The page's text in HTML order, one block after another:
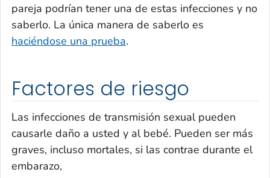
pareja podrían tener una de estas infecciones y no
saberlo. La única manera de saberlo es
haciéndose una prueba.
Factores de riesgo
Las infecciones de transmisión sexual pueden
causarle daño a usted y al bebé. Pueden ser más
graves, incluso mortales, si las contrae durante el
embarazo,